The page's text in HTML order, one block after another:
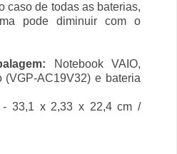
caso de todas as baterias,
pode diminuir com o
Notebook VAIO,
(VGP-AC19V32) e bateria
- 33,1 x 2,33 x 22,4 cm /